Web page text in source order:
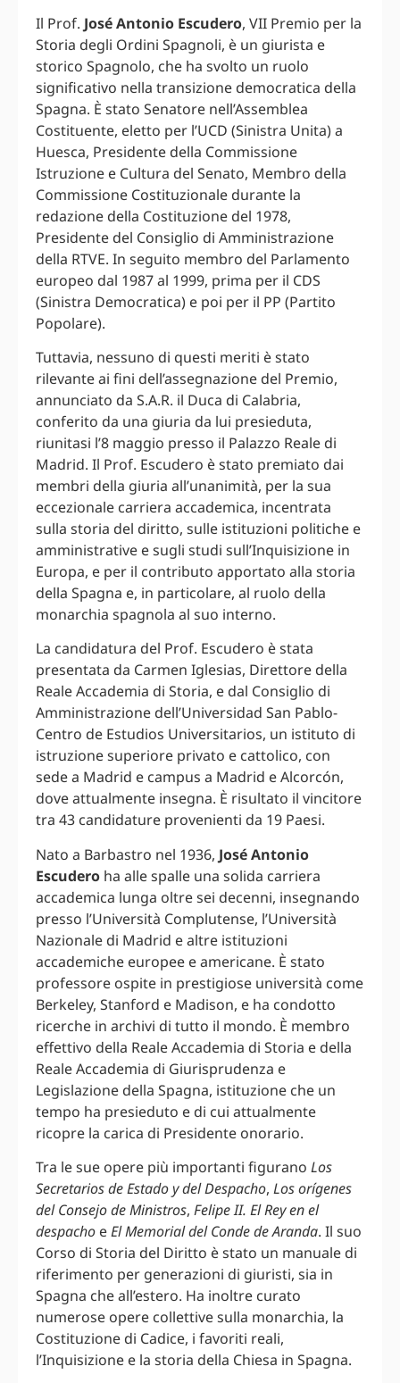
Il Prof. José Antonio Escudero, VII Premio per la
Storia degli Ordini Spagnoli, è un giurista e
storico Spagnolo, che ha svolto un ruolo
significativo nella transizione democratica della
Spagna. È stato Senatore nell’Assemblea
Costituente, eletto per l’UCD (Sinistra Unita) a
Huesca, Presidente della Commissione
Istruzione e Cultura del Senato, Membro della
Commissione Costituzionale durante la
redazione della Costituzione del 1978,
Presidente del Consiglio di Amministrazione
della RTVE. In seguito membro del Parlamento
europeo dal 1987 al 1999, prima per il CDS
(Sinistra Democratica) e poi per il PP (Partito
Popolare).
Tuttavia, nessuno di questi meriti è stato
rilevante ai fini dell’assegnazione del Premio,
annunciato da S.A.R. il Duca di Calabria,
conferito da una giuria da lui presieduta,
riunitasi l’8 maggio presso il Palazzo Reale di
Madrid. Il Prof. Escudero è stato premiato dai
membri della giuria all’unanimità, per la sua
eccezionale carriera accademica, incentrata
sulla storia del diritto, sulle istituzioni politiche e
amministrative e sugli studi sull’Inquisizione in
Europa, e per il contributo apportato alla storia
della Spagna e, in particolare, al ruolo della
monarchia spagnola al suo interno.
La candidatura del Prof. Escudero è stata
presentata da Carmen Iglesias, Direttore della
Reale Accademia di Storia, e dal Consiglio di
Amministrazione dell’Universidad San Pablo-
Centro de Estudios Universitarios, un istituto di
istruzione superiore privato e cattolico, con
sede a Madrid e campus a Madrid e Alcorcón,
dove attualmente insegna. È risultato il vincitore
tra 43 candidature provenienti da 19 Paesi.
Nato a Barbastro nel 1936, José Antonio
Escudero ha alle spalle una solida carriera
accademica lunga oltre sei decenni, insegnando
presso l’Università Complutense, l’Università
Nazionale di Madrid e altre istituzioni
accademiche europee e americane. È stato
professore ospite in prestigiose università come
Berkeley, Stanford e Madison, e ha condotto
ricerche in archivi di tutto il mondo. È membro
effettivo della Reale Accademia di Storia e della
Reale Accademia di Giurisprudenza e
Legislazione della Spagna, istituzione che un
tempo ha presieduto e di cui attualmente
ricopre la carica di Presidente onorario.
Tra le sue opere più importanti figurano Los
Secretarios de Estado y del Despacho, Los orígenes
del Consejo de Ministros, Felipe II. El Rey en el
despacho eEl Memorial del Conde de Aranda. Il suo
Corso di Storia del Diritto è stato un manuale di
riferimento per generazioni di giuristi, sia in
Spagna che all’estero. Ha inoltre curato
numerose opere collettive sulla monarchia, la
Costituzione di Cadice, i favoriti reali,
l’Inquisizione e la storia della Chiesa in Spagna.